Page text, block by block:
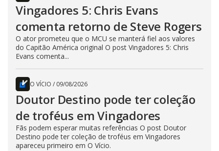
Vingadores 5: Chris Evans
comenta retorno de Steve Rogers
O ator prometeu que o MCU se manterá fiel aos valores
do Capitão América original O post Vingadores 5: Chris
Evans comenta...
O VÍCIO / 09/08/2026
Doutor Destino pode ter coleção
de troféus em Vingadores
Fãs podem esperar muitas referências O post Doutor
Destino pode ter coleção de troféus em Vingadores
apareceu primeiro em O Vício.